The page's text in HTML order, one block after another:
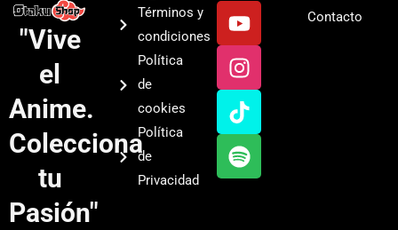
"Vive
el
Anime.
Colecciona
tu
Pasión"
Términos y
condiciones
Política
de
cookies
Política
de
Privacidad
Y
o
u
t
u
b
e
I
n
s
t
a
g
r
a
T
i
k
t
o
k
S
p
o
t
i
f
y
Contacto